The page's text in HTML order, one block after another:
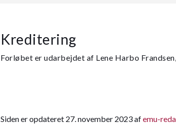
Kreditering
Forløbet er udarbejdet af Lene Harbo
Siden er opdateret 27. november 2023 afemu-